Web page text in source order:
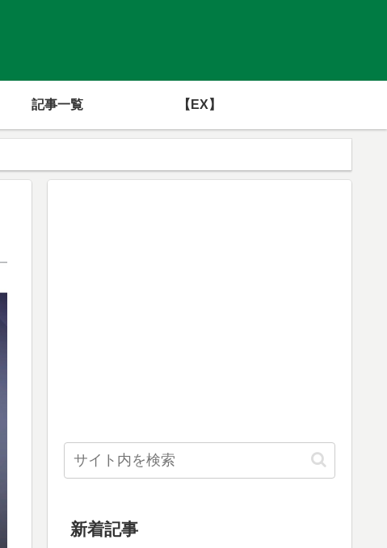
記事一覧 【EX】
新着記事